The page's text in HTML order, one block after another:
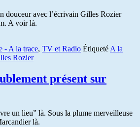
douceur avec l’écrivain Gilles Rozier
A voir là.
- A la trace, TV et Radio ÉtiquetéA la
Rozier
présent sur
un lieu” là. Sous la plume merveilleuse
là.